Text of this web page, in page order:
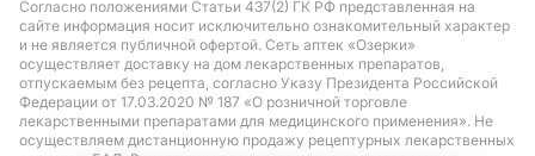
Согласно положениями Статьи 437(2) ГК РФ представленная на
сайте информация носит исключительно ознакомительный характер
и не является публичной офертой. Сеть аптек «Озерки»
осуществляет доставку на дом лекарственных препаратов,
отпускаемым без рецепта, согласно Указу Президента Российской
Федерации от 17.03.2020 № 187 «О розничной торговле
лекарственными препаратами для медицинского применения». Не
осуществляем дистанционную продажу рецептурных лекарственных